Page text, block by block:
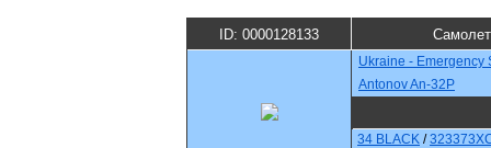
ID: 0000128133
Ukraine - Emergency
Antonov An-32P
34 BLACK /